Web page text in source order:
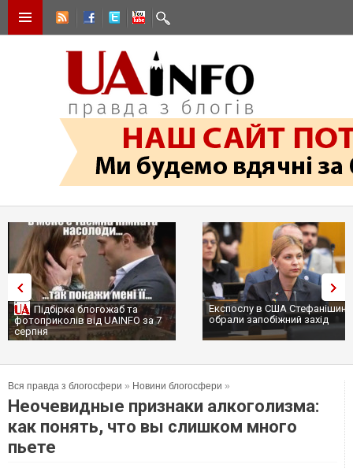
Підбірка блогожаб та
фотоприколів від UAINFO за 7
серпня
Експослу в США
обрали запобіжний захід
Вся правда з блогосфери » Новини блогосфери »
Неочевидные признаки алкоголизма:
как понять, что вы слишком много
пьете